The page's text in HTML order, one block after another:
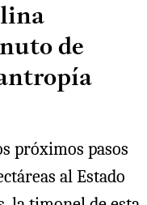
de
próximos pasos
al Estado